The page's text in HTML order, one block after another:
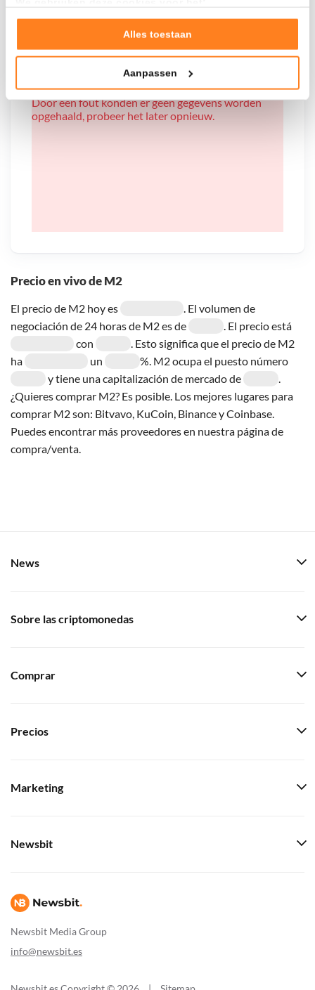
Goed laten functioneren van deze website
Verzamelen van gebruiksstatistieken
Tonen en meten van relevante advertenties
Klik hieronder om ons toestemming te geven om deze
maak gedetailleerde keuzes, waaronder het maken van
bezwaar tegen bedrijven die persoonsgegevens verwerken
Alles toestaan
Aanpassen
Precio en vivo de M2
El precio de M2 hoy es
. El volumen de
negociación de 24 horas de M2 es de
. El precio está
con
. Esto significa que el precio de M2
ha
un
%. M2 ocupa el puesto número
y tiene una capitalización de mercado de
.
¿Quieres comprar M2? Es posible. Los mejores lugares para
comprar M2 son: Bitvavo, KuCoin, Binance y Coinbase.
Puedes encontrar más proveedores en nuestra página de
compra/venta.
Valor total
---
Door een fout konden er geen gegevens worden
opgehaald, probeer het later opnieuw.
Newsbit Media Group
info@newsbit.es
News
Sobre las criptomonedas
Comprar
Precios
Marketing
Newsbit